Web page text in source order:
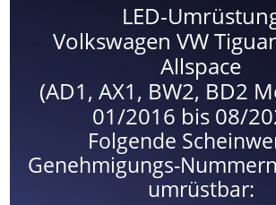
LED-
Volkswagen VW
Allspace
(AD1, AX1, BW2, BD2
01/2016 bis 08/
Folgende
Genehmigungs-
umrüstbar: